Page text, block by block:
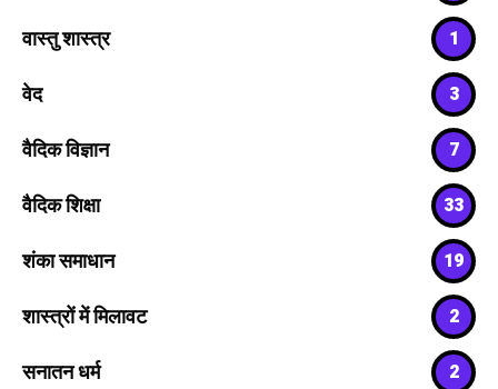
वास्तु शास्त्र 1
वेद 3
वैदिक विज्ञान 7
वैदिक शिक्षा 33
शंका समाधान 19
शास्त्रों में मिलावट 2
सनातन धर्म 2